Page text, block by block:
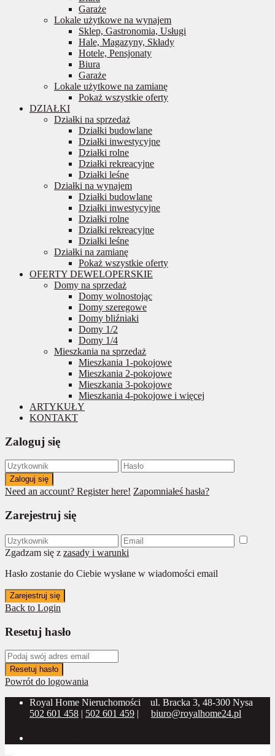
Garaże
Lokale użytkowe na wynajem
Sklep, Gastronomia, Usługi
Hale, Magazyny, Składy
Hotele, Pensjonaty
Biura
Garaże
Lokale użytkowe na zamianę
Pokaż wszystkie oferty
DZIAŁKI
Działki na sprzedaż
Działki budowlane
Działki inwestycyjne
Działki rolne
Działki rekreacyjne
Działki leśne
Działki na wynajem
Działki budowlane
Działki inwestycyjne
Działki rolne
Działki rekreacyjne
Działki leśne
Działki na zamianę
Pokaż wszystkie oferty
OFERTY DEWELOPERSKIE
Domy na sprzedaż
Domy wolnostojąc
Domy szeregowe
Domy bliźniaki
Domy 1/2
Domy 1/4
Mieszkania na sprzedaż
Mieszkania 1-pokojowe
Mieszkania 2-pokojowe
Mieszkania 3-pokojowe
Mieszkania 4-pokojowe i więcej
ARTYKUŁY
KONTAKT
Zaloguj się
Zaloguj się
Need an account? Register here! Zapomniałeś hasła?
Zarejestruj się
Zgadzam się z zasady i warunki
Hasło zostanie do Ciebie wysłane w wiadomości email
Zarejestruj się
Back to Login
Resetuj hasło
Resetuj hasło
Powrót do logowania
Royal Home Nieruchomości
ul. Bracka 3, 48-300 Nysa
502 601 458 | 502 601 459 | biuro@royalhome24.pl